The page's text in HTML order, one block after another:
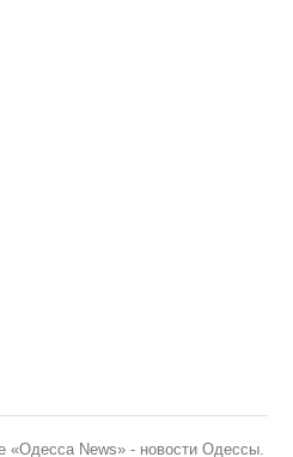
«Одесса News» - новости Одессы.